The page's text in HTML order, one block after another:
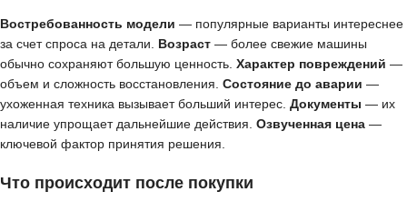
Востребованность модели — популярные варианты интереснее
за счет спроса на детали. Возраст — более свежие машины
обычно сохраняют большую ценность. Характер повреждений —
объем и сложность восстановления. Состояние до аварии —
ухоженная техника вызывает больший интерес. Документы — их
наличие упрощает дальнейшие действия. Озвученная цена —
ключевой фактор принятия решения.
Что происходит после покупки